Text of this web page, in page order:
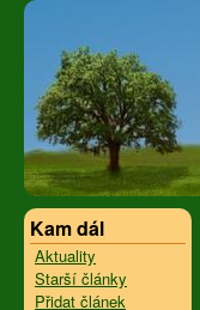
Kam dál
Aktuality
Starší články
Přidat článek